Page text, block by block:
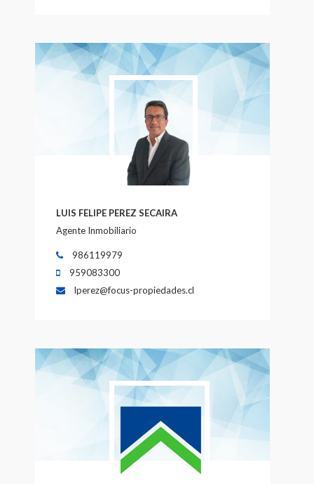
LUIS FELIPE PEREZ SECAIRA
Agente Inmobiliario
986119979
959083300
lperez@focus-propiedades.cl